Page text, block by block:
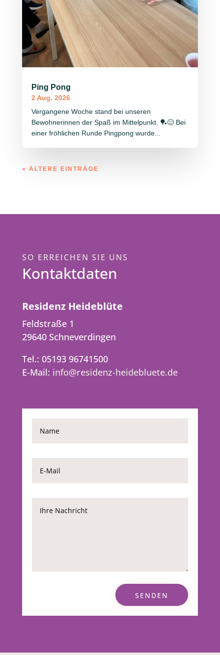
Ping Pong
2 Aug. 2026
Vergangene Woche stand bei unseren
Bewohnerinnen der Spaß im Mittelpunkt. 🏓😊 Bei
einer fröhlichen Runde Pingpong wurde...
« ÄLTERE EINTRÄGE
SO ERREICHEN SIE UNS
Kontaktdaten
Residenz Heideblüte
Feldstraße 1
29640 Schneverdingen
Tel.: 05193 96741500
E-Mail: info@residenz-heidebluete.de
SENDEN